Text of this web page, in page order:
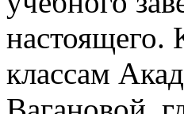
настоящего.
классам